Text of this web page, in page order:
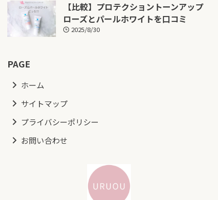
【比較】プロテクショントーンアップ
ローズとパールホワイトを口コミ
2025/8/30
PAGE
ホーム
サイトマップ
プライバシーポリシー
お問い合わせ